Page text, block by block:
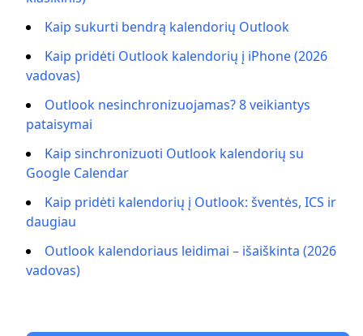
Kaip sukurti bendrą kalendorių Outlook
Kaip pridėti Outlook kalendorių į iPhone (2026
vadovas)
Outlook nesinchronizuojamas? 8 veikiantys
pataisymai
Kaip sinchronizuoti Outlook kalendorių su
Google Calendar
Kaip pridėti kalendorių į Outlook: šventės, ICS ir
daugiau
Outlook kalendoriaus leidimai – išaiškinta (2026
vadovas)